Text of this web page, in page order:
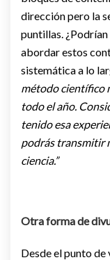
dirección pero la
puntillas.
abordar estos
sistemática a lo
método científico
todo el año.
tenido esa
podrás transmitir
ciencia.”
Otra forma de
Desde el punto